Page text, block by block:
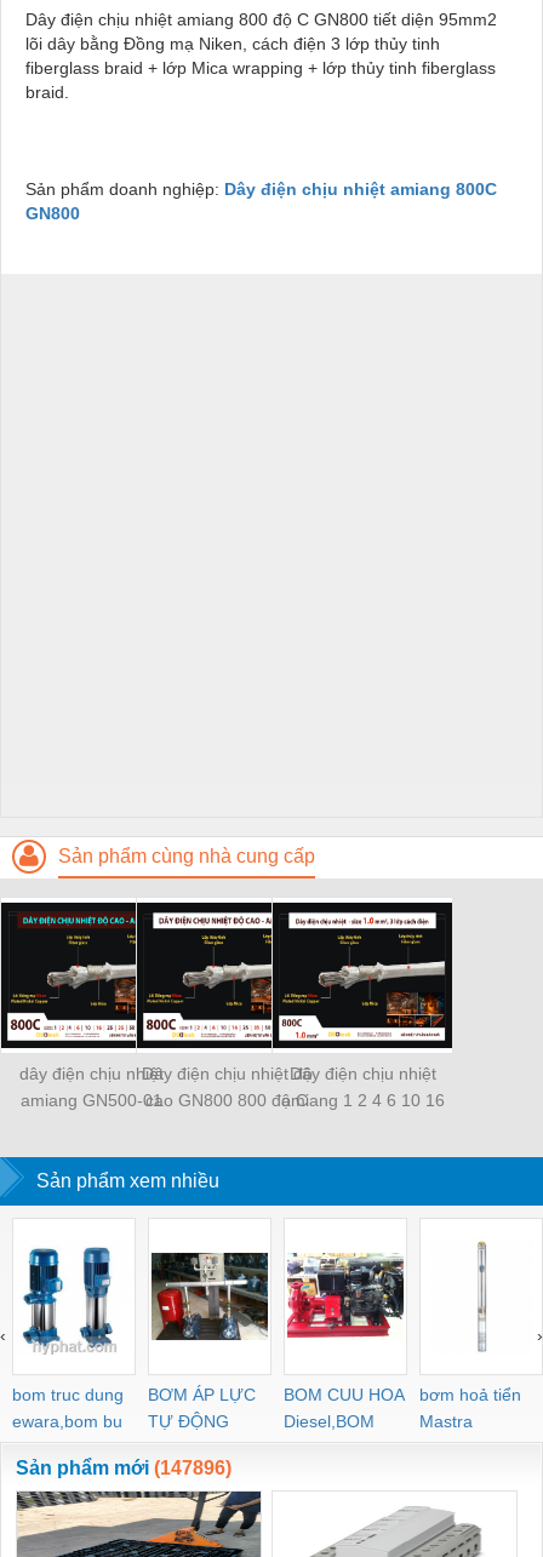
Dây điện chịu nhiệt amiang 800 độ C GN800 tiết diện 95mm2
lõi dây bằng Đồng mạ Niken, cách điện 3 lớp thủy tinh
fiberglass braid + lớp Mica wrapping + lớp thủy tinh fiberglass
braid.
Sản phẩm doanh nghiệp: Dây điện chịu nhiệt amiang 800C
GN800
Sản phẩm cùng nhà cung cấp
dây điện chịu nhiệt
amiang GN500-01
GN500-04 GN500-05
GN500-06
Dây điện chịu nhiệt độ
cao GN800 800 độ C
25 35 50 70 mm2
Dây điện chịu nhiệt
amiang 1 2 4 6 10 16
GN800 800 độ C
Sản phẩm xem nhiều
bom truc dung
ewara,bom bu
ewara
BƠM ÁP LỰC
TỰ ĐỘNG
BOM CUU HOA
Diesel,BOM
CHUA CHAY
bơm hoả tiển
Mastra
‹ ›
Sản phẩm mới (147896)